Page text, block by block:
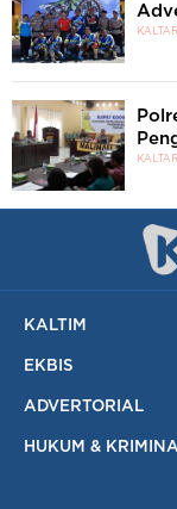
KALTIM
EKBIS
ADVERTORIAL
HUKUM &